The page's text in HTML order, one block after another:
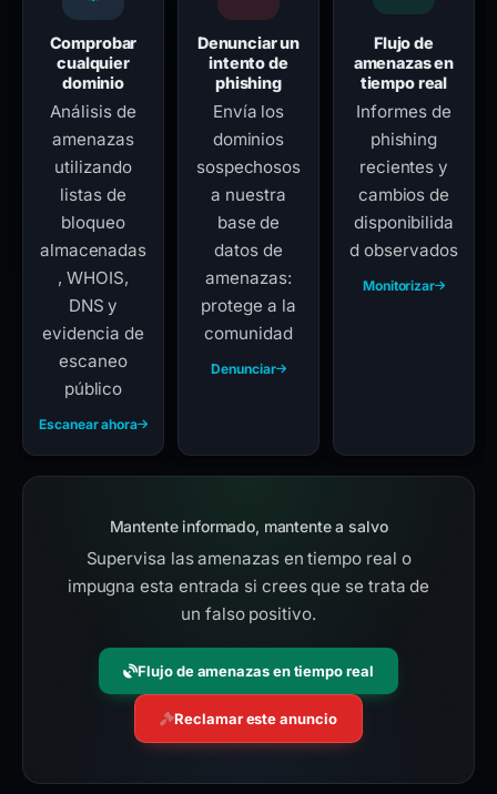
Comprobar
cualquier
dominio
Análisis de
amenazas
utilizando
listas de
bloqueo
almacenadas
, WHOIS,
DNS y
evidencia de
escaneo
público
Escanear ahora
Denunciar un
intento de
phishing
Envía los
dominios
sospechosos
a nuestra
base de
datos de
amenazas:
protege a la
comunidad
Denunciar
Flujo de
amenazas en
tiempo real
Informes de
phishing
recientes y
cambios de
disponibilida
d observados
Monitorizar
Mantente informado, mantente a salvo
Supervisa las amenazas en tiempo real o
impugna esta entrada si crees que se trata de
un falso positivo.
Flujo de amenazas en tiempo real
Reclamar este anuncio